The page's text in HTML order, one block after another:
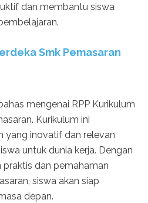
dan membantu siswa
Smk Pemasaran
mengenai RPP Kurikulum
Kurikulum ini
yang inovatif dan relevan
untuk dunia kerja. Dengan
dan pemahaman
siswa akan siap
depan.